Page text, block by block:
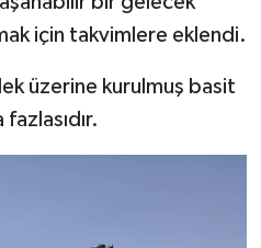
için takvimlere eklendi.
üzerine kurulmuş basit